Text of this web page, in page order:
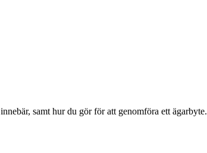
samt hur du gör för att genomföra ett ägarbyte.